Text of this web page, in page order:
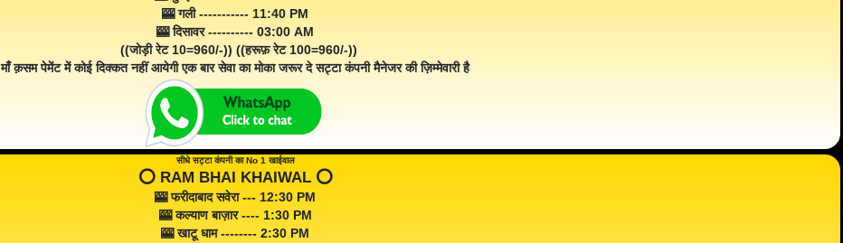
🎰 गली ----------- 11:40 PM
🎰 दिसावर ---------- 03:00 AM
((जोड़ी रेट 10=960/-)) ((हरूफ़ रेट 100=960/-))
माँ क़सम पेमेंट में कोई दिक्कत नहीं आयेगी एक बार सेवा का मोका जरूर दे सट्टा कंपनी मैनेजर की ज़िम्मेवारी है
सीधे सट्टा कंपनी का No 1 खाईवाल
⭕️ RAM BHAI KHAIWAL ⭕️
🎰 फरीदाबाद सवेरा --- 12:30 PM
🎰 कल्याण बाज़ार ---- 1:30 PM
🎰 खाटू धाम -------- 2:30 PM